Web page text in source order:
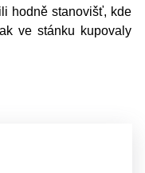
hodně stanovišť, kde
ve stánku kupovaly